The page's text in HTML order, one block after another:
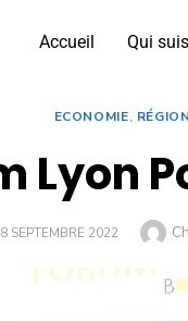
Accueil Qui
ECONOMIE,
Lyon
SEPTEMBRE 2022